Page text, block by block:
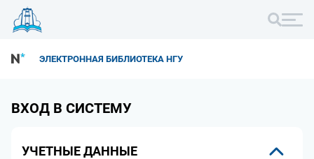
ЭЛЕКТРОННАЯ БИБЛИОТЕКА НГУ
ВХОД В СИСТЕМУ
УЧЕТНЫЕ ДАННЫЕ